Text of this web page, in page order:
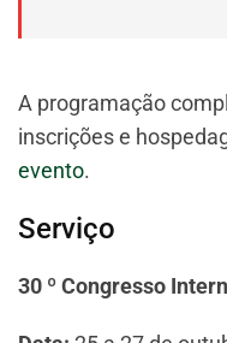
A programação
inscrições e
evento.
Serviço
30 º Congresso